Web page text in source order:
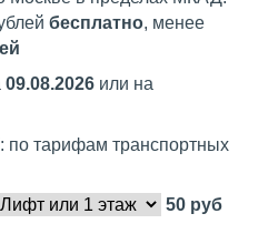
бесплатно, менее
09.08.2026 или на
тарифам транспортных
50 руб